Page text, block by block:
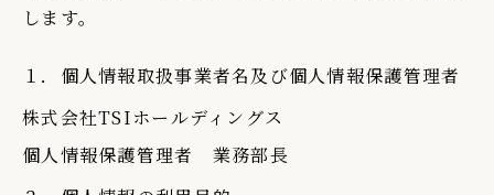
します。
１．個人情報取扱事業者名及び個人情報保護管理者
株式会社TSIホールディングス
個人情報保護管理者 業務部長